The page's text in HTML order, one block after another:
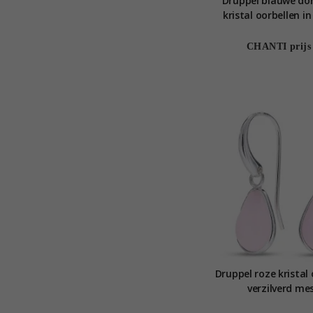
kristal oorbellen in
CHANTI prijs
Druppel roze kristal
verzilverd